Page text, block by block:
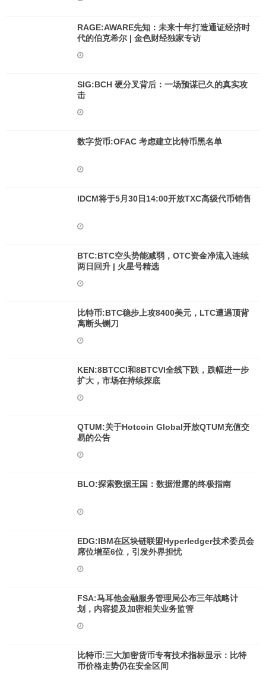
RAGE:AWARE先知：未来十年打造通证经济时
代的伯克希尔 | 金色财经独家专访
SIG:BCH 硬分叉背后：一场预谋已久的真实攻
击
数字货币:OFAC 考虑建立比特币黑名单
IDCM将于5月30日14:00开放TXC高级代币销售
BTC:BTC空头势能减弱，OTC资金净流入连续
两日回升 | 火星号精选
比特币:BTC稳步上攻8400美元，LTC遭遇顶背
离断头铡刀
KEN:8BTCCI和8BTCVI全线下跌，跌幅进一步
扩大，市场在持续探底
QTUM:关于Hotcoin Global开放QTUM充值交
易的公告
BLO:探索数据王国：数据泄露的终极指南
EDG:IBM在区块链联盟Hyperledger技术委员会
席位增至6位，引发外界担忧
FSA:马耳他金融服务管理局公布三年战略计
划，内容提及加密相关业务监管
比特币:三大加密货币专有技术指标显示：比特
币价格走势仍在安全区间